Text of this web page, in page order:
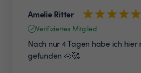
Amelie Ritter
Verifiziertes Mitglied
Nach nur 4 Tagen habe ich hier
gefunden 🐴🥰